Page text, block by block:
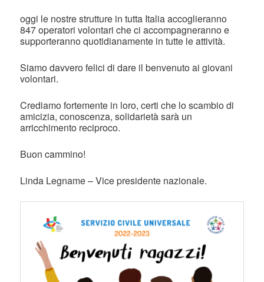
oggi le nostre strutture in tutta Italia accoglieranno
847 operatori volontari che ci accompagneranno e
supporteranno quotidianamente in tutte le attività.
Siamo davvero felici di dare il benvenuto ai giovani
volontari.
Crediamo fortemente in loro, certi che lo scambio di
amicizia, conoscenza, solidarietà sarà un
arricchimento reciproco.
Buon cammino!
Linda Legname – Vice presidente nazionale.